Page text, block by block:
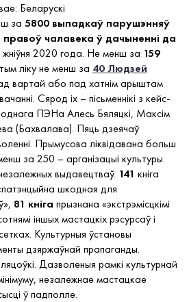
Беларускі
за 5800 выпадкаў парушэнняў
правоў чалавека ў дачыненні да
жніўня 2020 года. Не менш за 159
ліку не менш за 40 Людзей
вартай або пад хатнім арыштам
Сярод іх – пісьменнікі з кейс-
ПЭНа Алесь Бяляцкі, Максім
(Бахвалава). Пяць дзеячаў
Прымусова ліквідавана больш
за 250 – арганізацыі культуры.
выдавецтваў. 141 кніга
шкодная для
81 кніга прызнана «экстрэмісцкімі
іншых мастацкіх рэсурсаў і
Культурныя ўстановы
дзяржаўнай прапаганды.
Дазволеныя рамкі культурнай
незалежнае мастацкае
ў падполле.